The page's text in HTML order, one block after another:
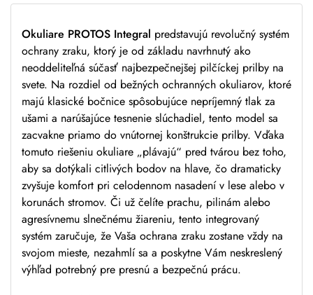
Okuliare PROTOS Integral predstavujú revolučný systém
ochrany zraku, ktorý je od základu navrhnutý ako
neoddeliteľná súčasť najbezpečnejšej pilčíckej prilby na
svete. Na rozdiel od bežných ochranných okuliarov, ktoré
majú klasické bočnice spôsobujúce nepríjemný tlak za
ušami a narúšajúce tesnenie slúchadiel, tento model sa
zacvakne priamo do vnútornej konštrukcie prilby. Vďaka
tomuto riešeniu okuliare „plávajú“ pred tvárou bez toho,
aby sa dotýkali citlivých bodov na hlave, čo dramaticky
zvyšuje komfort pri celodennom nasadení v lese alebo v
korunách stromov. Či už čelíte prachu, pilinám alebo
agresívnemu slnečnému žiareniu, tento integrovaný
systém zaručuje, že Vaša ochrana zraku zostane vždy na
svojom mieste, nezahmlí sa a poskytne Vám neskreslený
výhľad potrebný pre presnú a bezpečnú prácu.